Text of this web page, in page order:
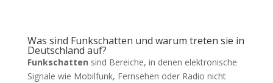
Was sind Funkschatten und warum treten sie in
Deutschland auf?
Funkschatten sind Bereiche, in denen elektronische
Signale wie Mobilfunk, Fernsehen oder Radio nicht